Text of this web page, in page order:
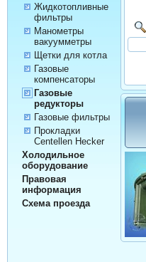
Жидкотопливные
фильтры
Манометры
вакуумметры
Щетки для котла
Газовые
компенсаторы
Газовые
редукторы
Газовые фильтры
Прокладки
Centellen Hecker
Холодильное
оборудование
Правовая
информация
Схема проезда